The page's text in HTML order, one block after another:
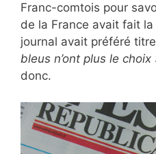
Franc-comtois pour
de la France avait fait
journal avait préféré
bleus n’ont plus le choix
donc.